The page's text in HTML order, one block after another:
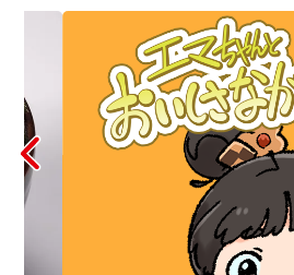
家庭用商品
企業情報
EN
お問い合わせ